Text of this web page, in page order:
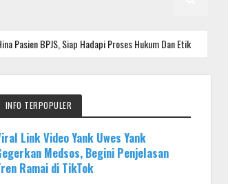
Hadapi Proses Hukum Dan Etik NASIONAL
INFO TERPOPULER
Link Video Yank Uwes Yank
Medsos, Begini Penjelasan
Ramai di TikTok